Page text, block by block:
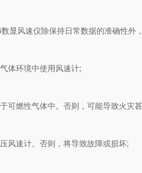
风速仪除保持日常数据的准确性外
环境中使用风速计;
燃性气体中。否则，可能导致火灾
速计。否则，将导致故障或损坏;